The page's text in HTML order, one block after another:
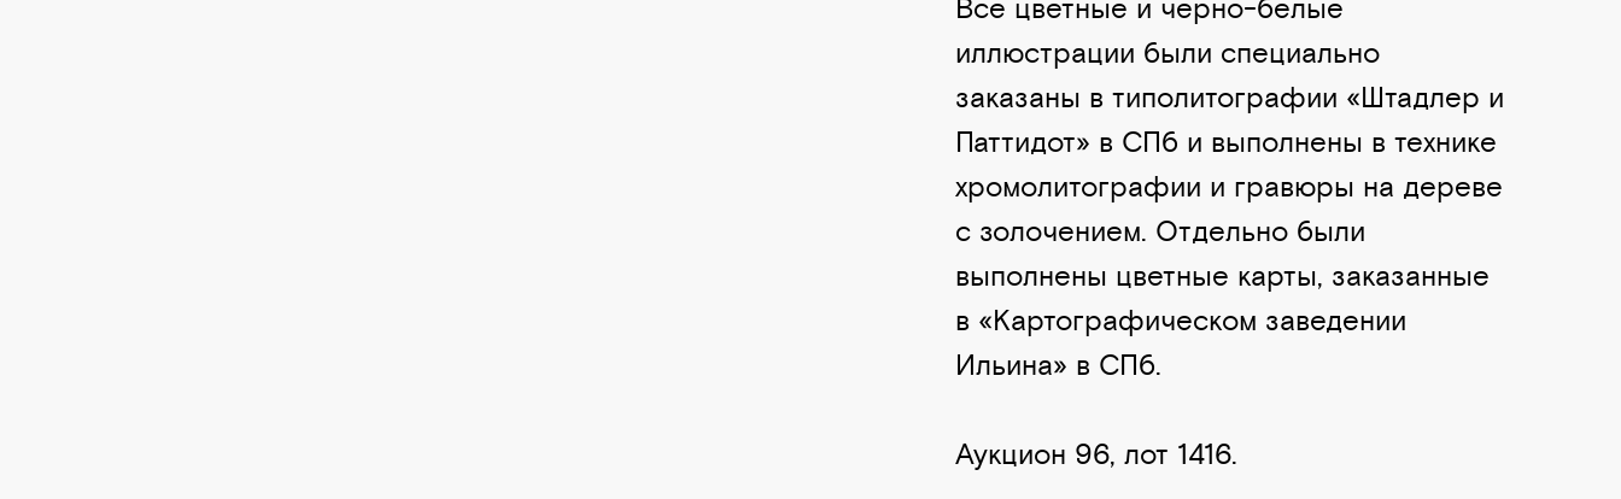
Все цветные и черно-белые
иллюстрации были специально
заказаны в типолитографии «Штадлер и
Паттидот» в СПб и выполнены в технике
хромолитографии и гравюры на дереве
с золочением. Отдельно были
выполнены цветные карты, заказанные
в «Картографическом заведении
Ильина» в СПб.
Аукцион 96, лот 1416.